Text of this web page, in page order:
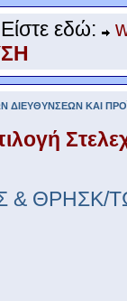
εδώ:
ΚΑΙ
& ΘΡΗΣΚ/